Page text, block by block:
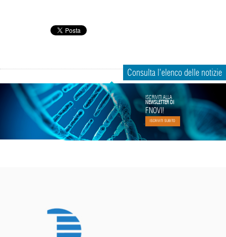
Consulta l'elenco delle notizie
FNOVI!
ISCRIVITI SUBITO
ISCRIVITI ALLA
NEWSLETTER DI